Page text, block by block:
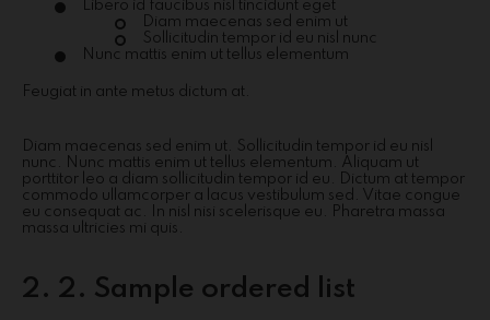
Libero id faucibus nisl tincidunt eget
Diam maecenas sed enim ut
Sollicitudin tempor id eu nisl nunc
Nunc mattis enim ut tellus elementum
Feugiat in ante metus dictum at.
Diam maecenas sed enim ut. Sollicitudin tempor id eu nisl
nunc. Nunc mattis enim ut tellus elementum. Aliquam ut
porttitor leo a diam sollicitudin tempor id eu. Dictum at tempor
commodo ullamcorper a lacus vestibulum sed. Vitae congue
eu consequat ac. In nisl nisi scelerisque eu. Pharetra massa
massa ultricies mi quis.
2. 2. Sample ordered list